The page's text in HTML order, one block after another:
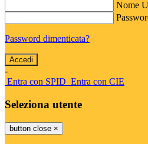
Nome
Password dimenticata?
-
Entra con SPID Entra con CIE
Seleziona utente
button close ×